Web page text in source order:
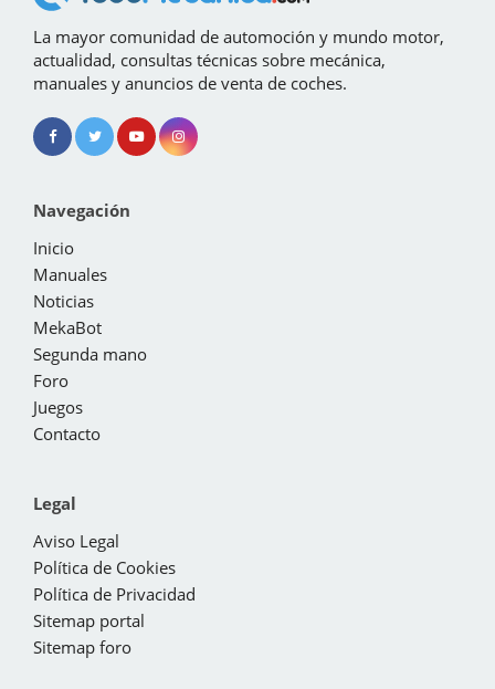
La mayor comunidad de automoción y mundo motor,
actualidad, consultas técnicas sobre mecánica,
manuales y anuncios de venta de coches.
Navegación
Inicio
Manuales
Noticias
MekaBot
Segunda mano
Foro
Juegos
Contacto
Legal
Aviso Legal
Política de Cookies
Política de Privacidad
Sitemap portal
Sitemap foro